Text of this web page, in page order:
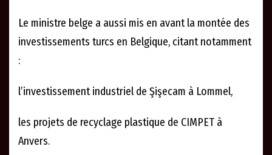
Le ministre belge a aussi mis en avant la montée des
investissements turcs en Belgique, citant notamment
:
l’investissement industriel de Şişecam à Lommel,
les projets de recyclage plastique de CIMPET à
Anvers.